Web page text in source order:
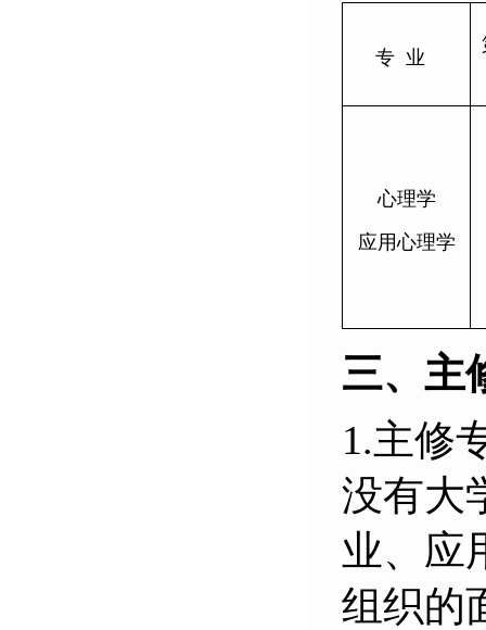
专 业
心理学
应用心理学
三、主
1.主修
没有大
业、应
组织的